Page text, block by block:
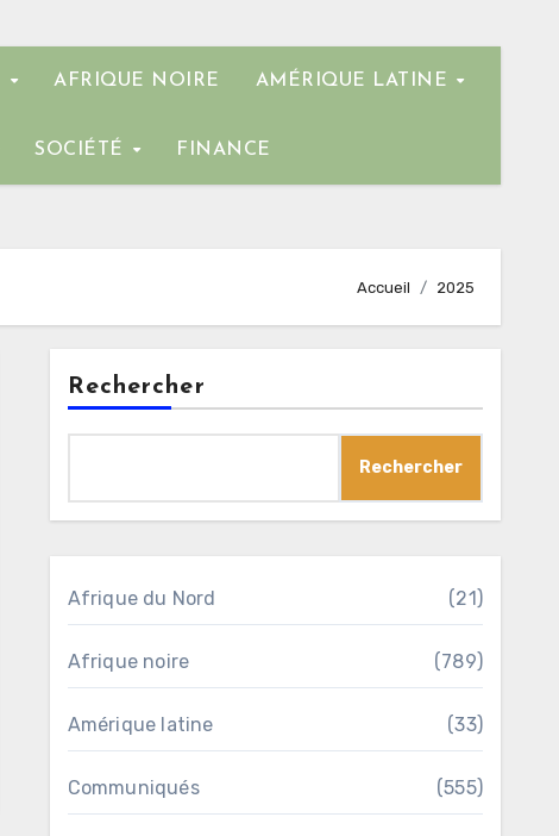
AFRIQUE NOIRE AMÉRIQUE LATINE
SOCIÉTÉ FINANCE
Accueil 2025
Rechercher
Rechercher
Afrique du Nord (21)
Afrique noire (789)
Amérique latine (33)
Communiqués (555)